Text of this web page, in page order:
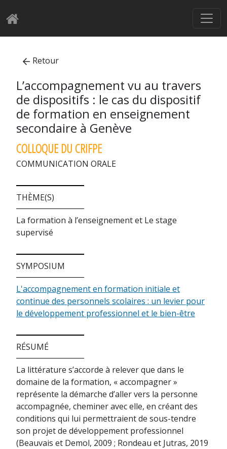
Retour
L’accompagnement vu au travers
de dispositifs : le cas du dispositif
de formation en enseignement
secondaire à Genève
COLLOQUE DU CRIFPE
COMMUNICATION ORALE
THÈME(S)
La formation à l’enseignement et Le stage
supervisé
SYMPOSIUM
L'accompagnement en formation initiale et
continue des personnels scolaires : un levier pour
le développement professionnel et le bien-être
RÉSUMÉ
La littérature s’accorde à relever que dans le
domaine de la formation, « accompagner »
représente la démarche d’aller vers la personne
accompagnée, cheminer avec elle, en créant des
conditions qui lui permettraient de sous-tendre
son projet de développement professionnel
(Beauvais et Demol, 2009 ; Rondeau et Jutras, 2019